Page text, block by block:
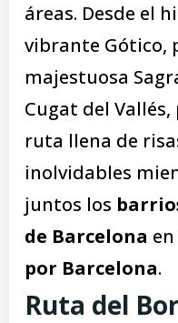
áreas. Desde el
vibrante Gótico,
majestuosa
Cugat del
ruta llena de
inolvidables
juntos los
de Barcelona
por Barcelona.
Ruta del